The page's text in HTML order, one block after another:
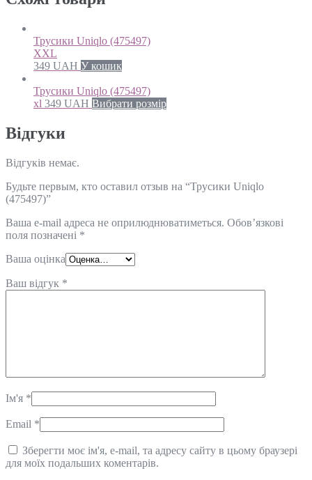
Трусики Uniqlo (475497)
XXL
349 UAH У кошик
Трусики Uniqlo (475497)
xl 349 UAH Вибрати розмір
Відгуки
Відгуків немає.
Будьте первым, кто оставил отзыв на “Трусики Uniqlo
(475497)”
Ваша e-mail адреса не оприлюднюватиметься. Обов’язкові
поля позначені *
Ваша оцінка
Ваш відгук *
Ім'я *
Email *
Зберегти моє ім'я, e-mail, та адресу сайту в цьому браузері
для моїх подальших коментарів.